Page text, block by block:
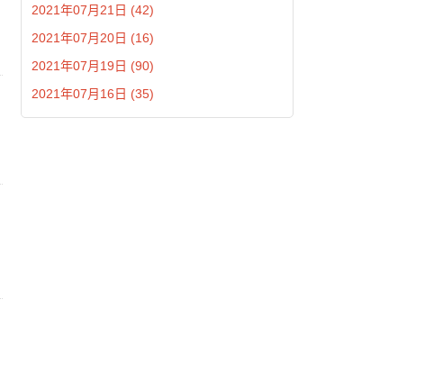
2021年07月21日 (42)
2021年07月20日 (16)
2021年07月19日 (90)
2021年07月16日 (35)